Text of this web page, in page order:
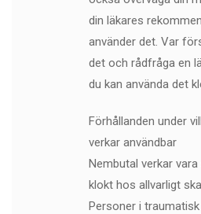
din läkares
använder det. Var
det och rådfråga en
du kan använda det
Förhållanden under
verkar användbar
Nembutal verkar
klokt hos allvarligt
Personer i